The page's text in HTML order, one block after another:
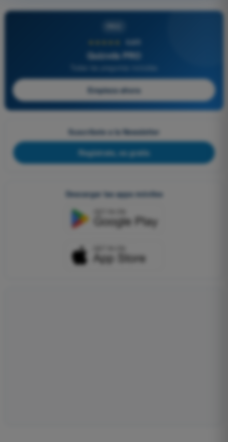
4,6/5
Quizvds PRO
Empieza ahora
Suscríbete a la Newsletter
Regístrate, es gratis
Descargar las apps móviles